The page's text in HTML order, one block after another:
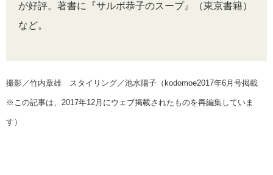
が好評。著書に『サルボ恭子のスープ』（東京書籍）
など。
撮影／竹内章雄 スタイリング／池水陽子（kodomoe2017年6月号掲載
※この記事は、2017年12月にウェブ掲載されたものを再編集していま
す）